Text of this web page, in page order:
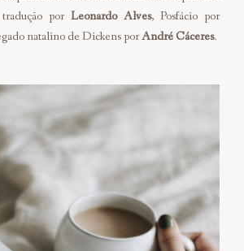
por Leonardo Alves, Posfácio por
natalino de Dickens porAndré Cáceres.